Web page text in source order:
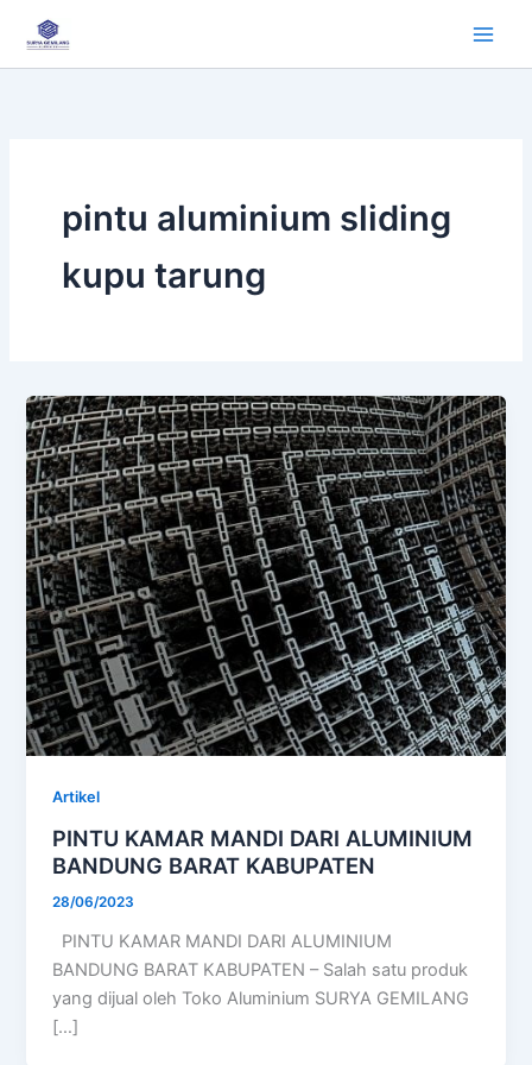
konten
pintu aluminium sliding
kupu tarung
Artikel
PINTU KAMAR MANDI DARI ALUMINIUM
BANDUNG BARAT KABUPATEN
28/06/2023
PINTU KAMAR MANDI DARI ALUMINIUM
BANDUNG BARAT KABUPATEN – Salah satu produk
yang dijual oleh Toko Aluminium SURYA GEMILANG
[…]